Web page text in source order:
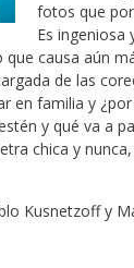
fotos que
Es ingeniosa
causa aún
de las
en familia y
y qué va a
chica y
Kusnetzoff y